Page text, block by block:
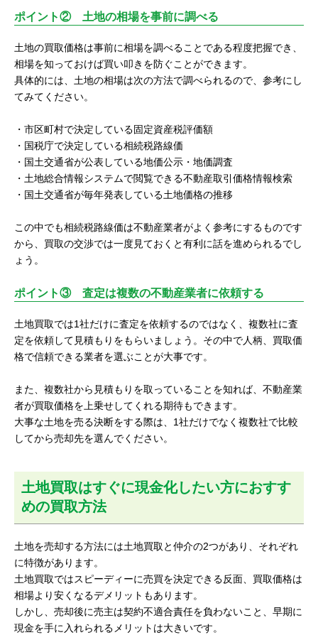
ポイント② 土地の相場を事前に調べる
土地の買取価格は事前に相場を調べることである程度把握でき、
相場を知っておけば買い叩きを防ぐことができます。
具体的には、土地の相場は次の方法で調べられるので、参考にし
てみてください。
・市区町村で決定している固定資産税評価額
・国税庁で決定している相続税路線価
・国土交通省が公表している地価公示・地価調査
・土地総合情報システムで閲覧できる不動産取引価格情報検索
・国土交通省が毎年発表している土地価格の推移
この中でも相続税路線価は不動産業者がよく参考にするものです
から、買取の交渉では一度見ておくと有利に話を進められるでし
ょう。
ポイント③ 査定は複数の不動産業者に依頼する
土地買取では1社だけに査定を依頼するのではなく、複数社に査
定を依頼して見積もりをもらいましょう。その中で人柄、買取価
格で信頼できる業者を選ぶことが大事です。
また、複数社から見積もりを取っていることを知れば、不動産業
者が買取価格を上乗せしてくれる期待もできます。
大事な土地を売る決断をする際は、1社だけでなく複数社で比較
してから売却先を選んでください。
土地買取はすぐに現金化したい方におすす
めの買取方法
土地を売却する方法には土地買取と仲介の2つがあり、それぞれ
に特徴があります。
土地買取ではスピーディーに売買を決定できる反面、買取価格は
相場より安くなるデメリットもあります。
しかし、売却後に売主は契約不適合責任を負わないこと、早期に
現金を手に入れられるメリットは大きいです。